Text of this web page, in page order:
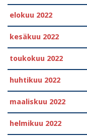
elokuu 2022
kesäkuu 2022
toukokuu 2022
huhtikuu 2022
maaliskuu 2022
helmikuu 2022